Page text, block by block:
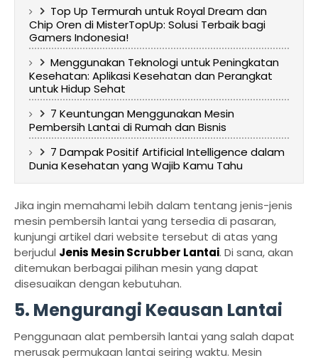
Top Up Termurah untuk Royal Dream dan
Chip Oren di MisterTopUp: Solusi Terbaik bagi
Gamers Indonesia!
Menggunakan Teknologi untuk Peningkatan
Kesehatan: Aplikasi Kesehatan dan Perangkat
untuk Hidup Sehat
7 Keuntungan Menggunakan Mesin
Pembersih Lantai di Rumah dan Bisnis
7 Dampak Positif Artificial Intelligence dalam
Dunia Kesehatan yang Wajib Kamu Tahu
Jika ingin memahami lebih dalam tentang jenis-jenis
mesin pembersih lantai yang tersedia di pasaran,
kunjungi artikel dari website tersebut di atas yang
berjudul Jenis Mesin Scrubber Lantai. Di sana, akan
ditemukan berbagai pilihan mesin yang dapat
disesuaikan dengan kebutuhan.
5. Mengurangi Keausan Lantai
Penggunaan alat pembersih lantai yang salah dapat
merusak permukaan lantai seiring waktu. Mesin